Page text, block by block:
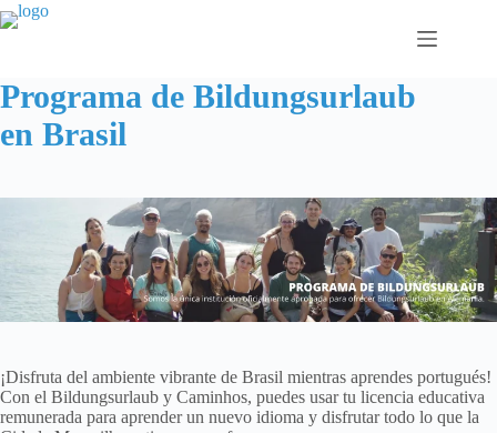
Saltar
al
Programa de Bildungsurlaub
en Brasil
¡Disfruta del ambiente vibrante de Brasil mientras aprendes portugués!
Con el Bildungsurlaub y Caminhos, puedes usar tu licencia educativa
remunerada para aprender un nuevo idioma y disfrutar todo lo que la